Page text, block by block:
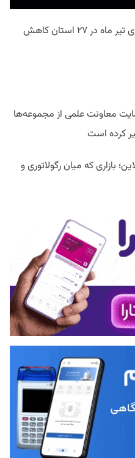
گزارش شاپرک: تعداد تراکنش‌های تیر ماه در ۲۷ استان‌ کاهش
معاونت علمی از مجموعه‌ها
کرده است
بازاری که میان رگولاتوری و